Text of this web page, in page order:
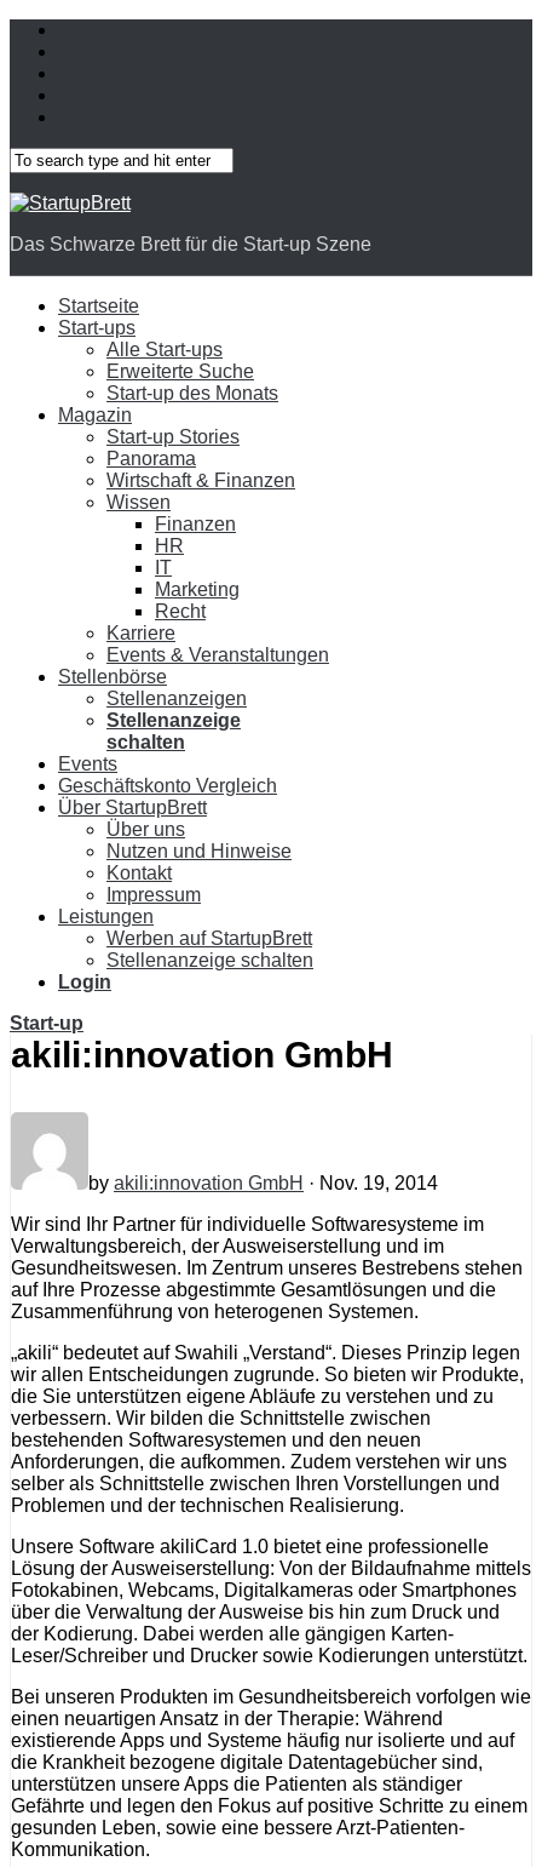
Das Schwarze Brett für die Start-up Szene
Startseite
Start-ups
Alle Start-ups
Erweiterte Suche
Start-up des Monats
Magazin
Start-up Stories
Panorama
Wirtschaft & Finanzen
Wissen
Finanzen
HR
IT
Marketing
Recht
Karriere
Events & Veranstaltungen
Stellenbörse
Stellenanzeigen
Stellenanzeige
schalten
Events
Geschäftskonto Vergleich
Über StartupBrett
Über uns
Nutzen und Hinweise
Kontakt
Impressum
Leistungen
Werben auf StartupBrett
Stellenanzeige schalten
Login
Start-up
akili:innovation GmbH
by akili:innovation GmbH · Nov. 19, 2014
Wir sind Ihr Partner für individuelle Softwaresysteme im
Verwaltungsbereich, der Ausweiserstellung und im
Gesundheitswesen. Im Zentrum unseres Bestrebens stehen
auf Ihre Prozesse abgestimmte Gesamtlösungen und die
Zusammenführung von heterogenen Systemen.
„akili“ bedeutet auf Swahili „Verstand“. Dieses Prinzip legen
wir allen Entscheidungen zugrunde. So bieten wir Produkte,
die Sie unterstützen eigene Abläufe zu verstehen und zu
verbessern. Wir bilden die Schnittstelle zwischen
bestehenden Softwaresystemen und den neuen
Anforderungen, die aufkommen. Zudem verstehen wir uns
selber als Schnittstelle zwischen Ihren Vorstellungen und
Problemen und der technischen Realisierung.
Unsere Software akiliCard 1.0 bietet eine professionelle
Lösung der Ausweiserstellung: Von der Bildaufnahme mittels
Fotokabinen, Webcams, Digitalkameras oder Smartphones
über die Verwaltung der Ausweise bis hin zum Druck und
der Kodierung. Dabei werden alle gängigen Karten-
Leser/Schreiber und Drucker sowie Kodierungen unterstützt.
Bei unseren Produkten im Gesundheitsbereich vorfolgen wie
einen neuartigen Ansatz in der Therapie: Während
existierende Apps und Systeme häufig nur isolierte und auf
die Krankheit bezogene digitale Datentagebücher sind,
unterstützen unsere Apps die Patienten als ständiger
Gefährte und legen den Fokus auf positive Schritte zu einem
gesunden Leben, sowie eine bessere Arzt-Patienten-
Kommunikation.